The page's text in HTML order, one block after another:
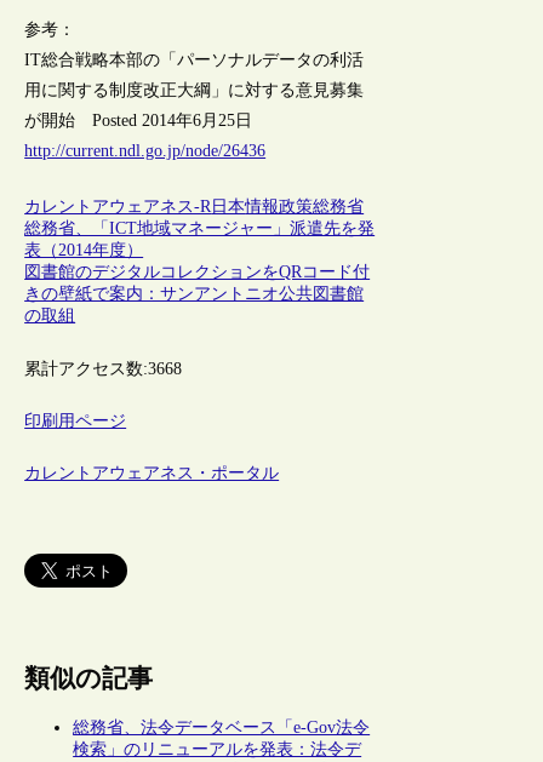
参考：
IT総合戦略本部の「パーソナルデータの利活
用に関する制度改正大綱」に対する意見募集
が開始 Posted 2014年6月25日
http://current.ndl.go.jp/node/26436
カレントアウェアネス-R日本情報政策総務省
総務省、「ICT地域マネージャー」派遣先を発
表（2014年度）
図書館のデジタルコレクションをQRコード付
きの壁紙で案内：サンアントニオ公共図書館
の取組
累計アクセス数:3668
印刷用ページ
カレントアウェアネス・ポータル
類似の記事
総務省、法令データベース「e-Gov法令
検索」のリニューアルを発表：法令デ